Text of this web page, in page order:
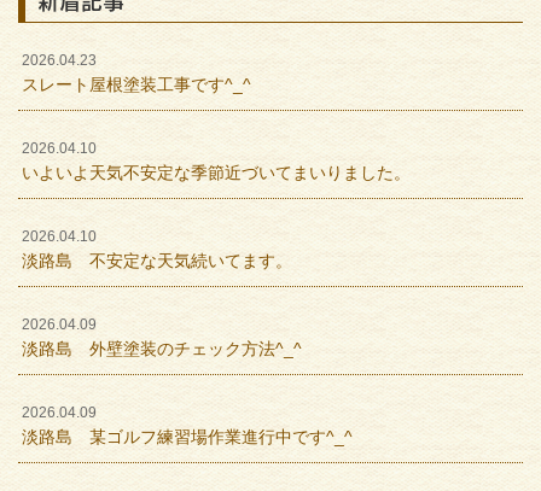
2026.04.23
スレート屋根塗装工事です^_^
2026.04.10
いよいよ天気不安定な季節近づいてまいりました。
2026.04.10
淡路島 不安定な天気続いてます。
2026.04.09
淡路島 外壁塗装のチェック方法^_^
2026.04.09
淡路島 某ゴルフ練習場作業進行中です^_^